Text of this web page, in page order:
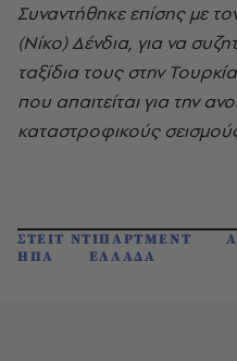
Συναντήθηκε επίσης με
(Νίκο) Δένδια, για να
ταξίδια τους στην
που απαιτείται για την
καταστροφικούς
ΣΤΕΙΤ ΝΤΙΠΑΡΤΜΕΝΤ
ΗΠΑ
ΕΛΛΑΔΑ